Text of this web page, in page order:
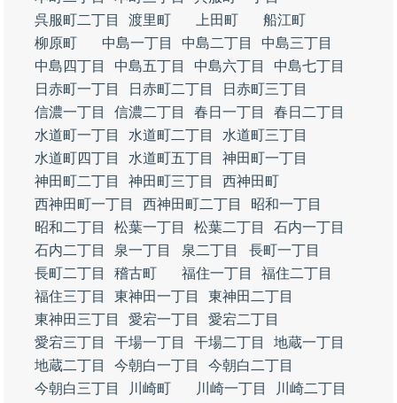
呉服町二丁目
渡里町 上田町
船江町
柳原町
中島一丁目 中島二丁目
中島三丁目
中島四丁目
中島五丁目 中島六丁目
中島七丁目
日赤町一丁目
日赤町二丁目
日赤町三丁目
信濃一丁目
信濃二丁目 春日一丁目
春日二丁目
水道町一丁目
水道町二丁目
水道町三丁目
水道町四丁目
水道町五丁目
神田町一丁目
神田町二丁目
神田町三丁目
西神田町
西神田町一丁目
西神田町二丁目
昭和一丁目
昭和二丁目
松葉一丁目 松葉二丁目
石内一丁目
石内二丁目
泉一丁目 泉二丁目
長町一丁目
長町二丁目
稽古町 福住一丁目
福住二丁目
福住三丁目
東神田一丁目
東神田二丁目
東神田三丁目
愛宕一丁目
愛宕二丁目
愛宕三丁目
干場一丁目 干場二丁目
地蔵一丁目
地蔵二丁目
今朝白一丁目
今朝白二丁目
今朝白三丁目
川崎町 川崎一丁目
川崎二丁目